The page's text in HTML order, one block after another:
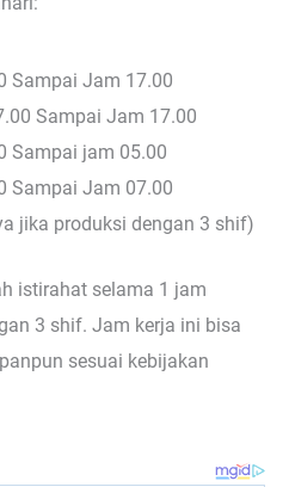
Sampai Jam 17.00
Sampai Jam 17.00
Sampai jam 05.00
Sampai Jam 07.00
jika produksi dengan 3 shif)
istirahat selama 1 jam
3 shif. Jam kerja ini bisa
sesuai kebijakan